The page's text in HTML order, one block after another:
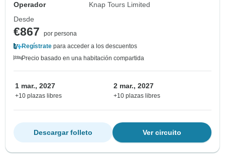
Operador
Knap Tours Limited
Desde
€867
por persona
Regístrate para acceder a los descuentos
Precio basado en una habitación compartida
1 mar., 2027
+10 plazas libres
2 mar., 2027
+10 plazas libres
Ver circuito
Descargar folleto